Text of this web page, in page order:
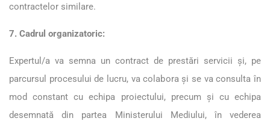
contractelor similare.
7. Cadrul organizatoric:
Expertul/a va semna un contract de prestări servicii și, pe
parcursul procesului de lucru, va colabora și se va consulta în
mod constant cu echipa proiectului, precum și cu echipa
desemnată din partea Ministerului Mediului, în vederea